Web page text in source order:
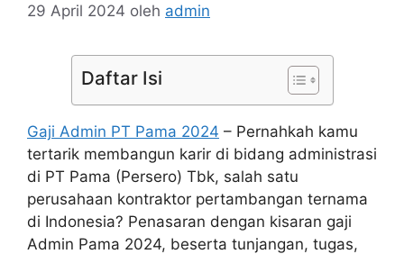
29 April 2024 oleh admin
Daftar Isi
Gaji Admin PT Pama 2024 – Pernahkah kamu
tertarik membangun karir di bidang administrasi
di PT Pama (Persero) Tbk, salah satu
perusahaan kontraktor pertambangan ternama
di Indonesia? Penasaran dengan kisaran gaji
Admin Pama 2024, beserta tunjangan, tugas,